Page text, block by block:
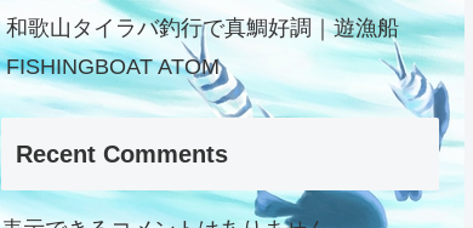
和歌山タイラバ釣行で真鯛好調｜遊漁船
FISHINGBOAT ATOM
Recent Comments